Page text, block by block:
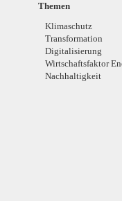
Themen
Klimaschutz
Transformation
Digitalisierung
Wirtschaftsfaktor
Nachhaltigkeit